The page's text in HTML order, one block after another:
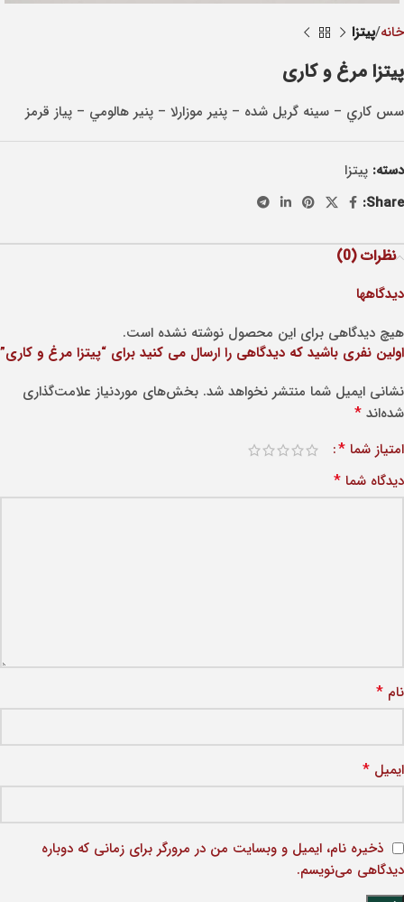
خانه پيتزا
پیتزا مرغ و کاری
سس کاري – سينه گريل شده – پنير موزارلا – پنير هالومي – پياز قرمز
دسته: پيتزا
Share:
نظرات (0)
دیدگاهها
هیچ دیدگاهی برای این محصول نوشته نشده است.
اولین نفری باشید که دیدگاهی را ارسال می کنید برای “پیتزا مرغ و کاری”
نشانی ایمیل شما منتشر نخواهد شد. بخش‌های موردنیاز علامت‌گذاری
شده‌اند *
امتیاز شما *
دیدگاه شما *
نام *
ایمیل *
ذخیره نام، ایمیل و وبسایت من در مرورگر برای زمانی که دوباره
دیدگاهی می‌نویسم.